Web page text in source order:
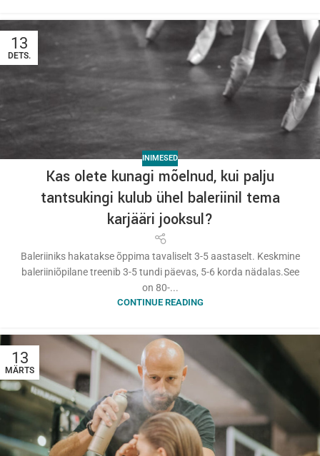
13
DETS.
INIMESED
Kas olete kunagi mõelnud, kui palju
tantsukingi kulub ühel baleriinil tema
karjääri jooksul?
Baleriiniks hakatakse õppima tavaliselt 3-5 aastaselt. Keskmine
baleriiniõpilane treenib 3-5 tundi päevas, 5-6 korda nädalas.See
on 80-...
CONTINUE READING
13
MÄRTS